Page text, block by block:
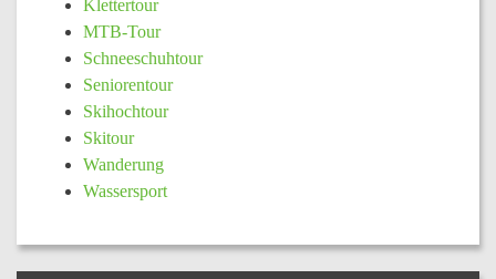
Klettertour
MTB-Tour
Schneeschuhtour
Seniorentour
Skihochtour
Skitour
Wanderung
Wassersport